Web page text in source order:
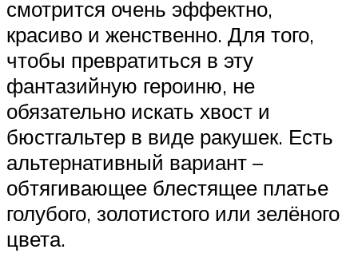
смотрится очень эффектно,
красиво и женственно. Для того,
чтобы превратиться в эту
фантазийную героиню, не
обязательно искать хвост и
бюстгальтер в виде ракушек. Есть
альтернативный вариант –
обтягивающее блестящее платье
голубого, золотистого или зелёного
цвета.